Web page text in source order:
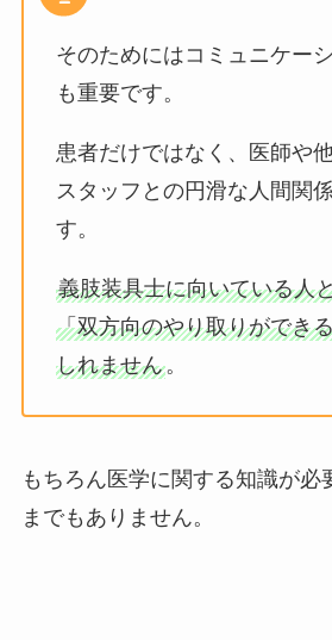
そのためにはコミュニケー
も重要です。
患者だけではなく、医師や
スタッフとの円滑な人間関
す。
義肢装具士に向いている人
「双方向のやり取りができ
しれません。
もちろん医学に関する知識が必
までもありません。